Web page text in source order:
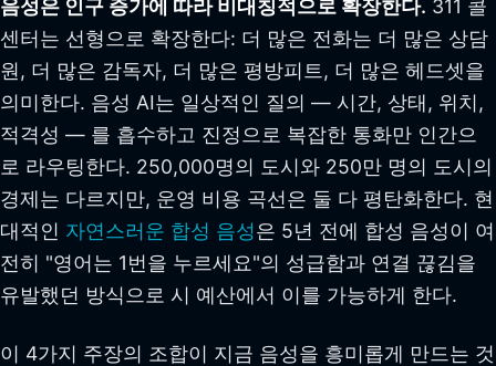
음성은 인구 증가에 따라 비대칭적으로 확장한다. 311 콜
센터는 선형으로 확장한다: 더 많은 전화는 더 많은 상담
원, 더 많은 감독자, 더 많은 평방피트, 더 많은 헤드셋을
의미한다. 음성 AI는 일상적인 질의 — 시간, 상태, 위치,
적격성 — 를 흡수하고 진정으로 복잡한 통화만 인간으
로 라우팅한다. 250,000명의 도시와 250만 명의 도시의
경제는 다르지만, 운영 비용 곡선은 둘 다 평탄화한다. 현
대적인 자연스러운 합성 음성은 5년 전에 합성 음성이 여
전히 "영어는 1번을 누르세요"의 성급함과 연결 끊김을
유발했던 방식으로 시 예산에서 이를 가능하게 한다.
이 4가지 주장의 조합이 지금 음성을 흥미롭게 만드는 것